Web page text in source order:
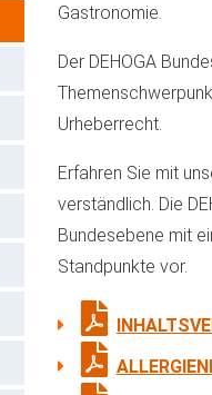
Gastronomie.
Der DEHOGA
Urheberrecht.
Erfahren Sie mit
verständlich. Die
Bundesebene mit
Standpunkte vor.